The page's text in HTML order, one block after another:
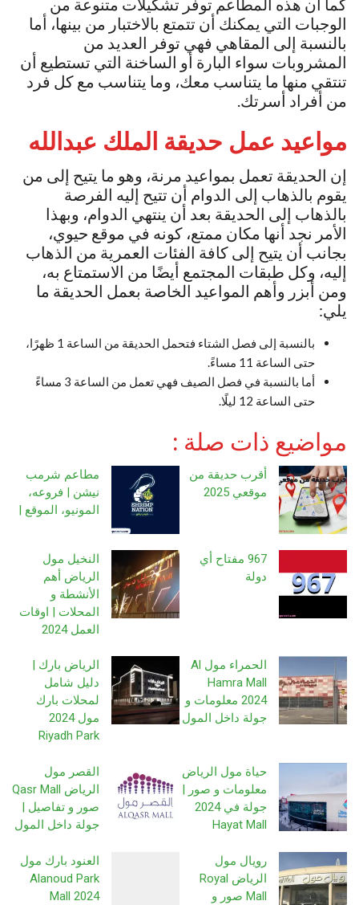
الوجبات التي يمكنك أن تتمتع بالاختبار من بينها، أما
بالنسبة إلى المقاهي فهي توفر العديد من
المشروبات سواء البارة أو الساخنة التي تستطيع أن
تنتقي منها ما يتناسب معك، وما يتناسب مع كل فرد
من أفراد أسرتك.
مواعيد عمل حديقة الملك عبدالله
إن الحديقة تعمل بمواعيد مرنة، وهو ما يتيح إلى من
يقوم بالذهاب إلى الدوام أن تتيح إليه الفرصة
بالذهاب إلى الحديقة بعد أن ينتهي الدوام، وبهذا
الأمر نجد أنها مكان ممتع، كونه في موقع حيوي،
بجانب أن يتيح إلى كافة الفئات العمرية من الذهاب
إليه، وكل طبقات المجتمع أيضًا من الاستمتاع به،
ومن أبزر وأهم المواعيد الخاصة بعمل الحديقة ما
يلي:
بالنسبة إلى فصل الشتاء فتحمل الحديقة من الساعة 1 ظهرًا،
حتى الساعة 11 مساءً.
أما بالنسبة في فصل الصيف فهي تعمل من الساعة 3 مساءً
حتى الساعة 12 ليلًا.
مواضيع ذات صلة :
أقرب حديقة من
موقعي 2025
مطاعم شرمب
نيشن | فروعه،
المونيو، الموقع |
967 مفتاح أي
دولة
النخيل مول
الرياض أهم
الأنشطة و
المحلات | اوقات
العمل 2024
الحمراء مول Al
Hamra Mall
2024 معلومات و
جولة داخل المول
الرياض بارك |
دليل شامل
لمحلات بارك
مول 2024
Riyadh Park
حياة مول الرياض
معلومات و صور |
جولة في 2024
Hayat Mall
القصر مول
الرياض Qasr Mall
صور و تفاصيل |
جولة داخل المول
رويال مول
الرياض Royal
Mall صور و
العنود بارك مول
Alanoud Park
Mall 2024